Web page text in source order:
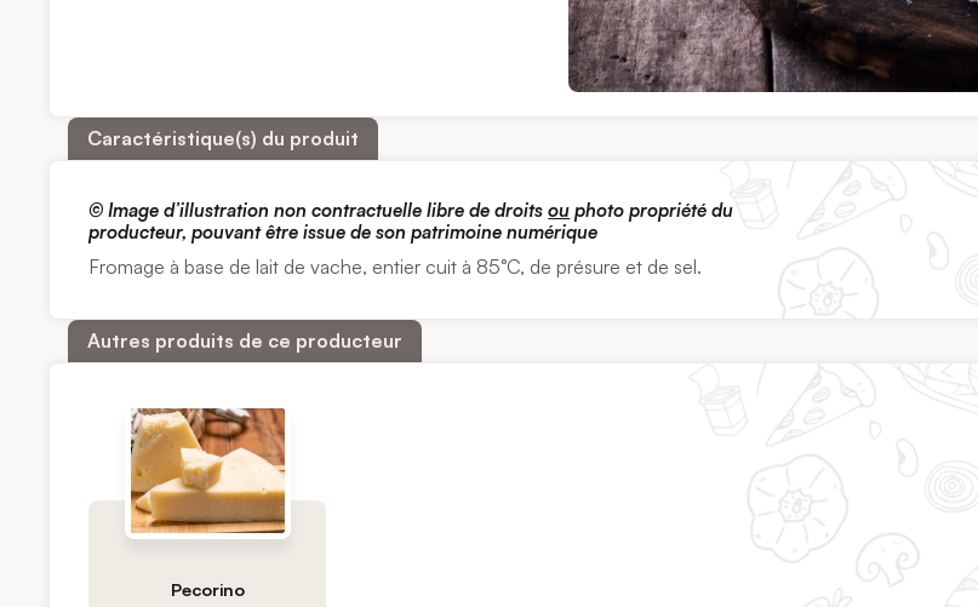
Caractéristique(s) du produit
© Image d’illustration non contractuelle libre de droits ou photo propriété du
producteur, pouvant être issue de son patrimoine numérique
Fromage à base de lait de vache, entier cuit à 85°C, de présure et de sel.
Autres produits de ce producteur
Pecorino